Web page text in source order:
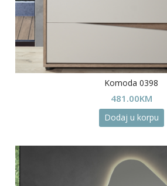
Komoda 0398
481.00KM
Dodaj u korpu